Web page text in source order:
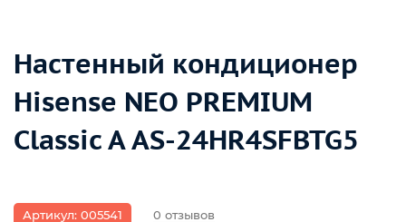
Настенный кондиционер
Hisense NEO PREMIUM
Classic A AS-24HR4SFBTG5
Артикул: 005541 0 отзывов